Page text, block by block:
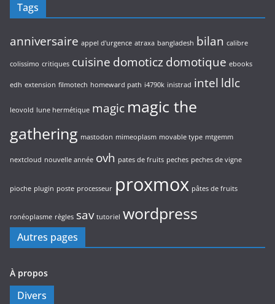
Tags
anniversaire appel d'urgence atraxa bangladesh bilan calibre
colissimo critiques cuisine domoticzdomotique ebooks
edh extension filmotech homeward path i4790k inistrad intel ldlc
leovold lune hermétique magic magic the
gathering mastodon mimeoplasm movable type mtgemm
nextcloud nouvelle année ovh pates de fruits peches peches de vigne
pioche plugin poste processeur proxmox pâtes de fruits
ronéoplasme règles sav tutoriel wordpress
Autres pages
À propos
Divers